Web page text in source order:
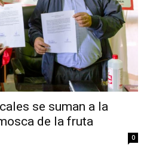
se suman a la
de la fruta
0